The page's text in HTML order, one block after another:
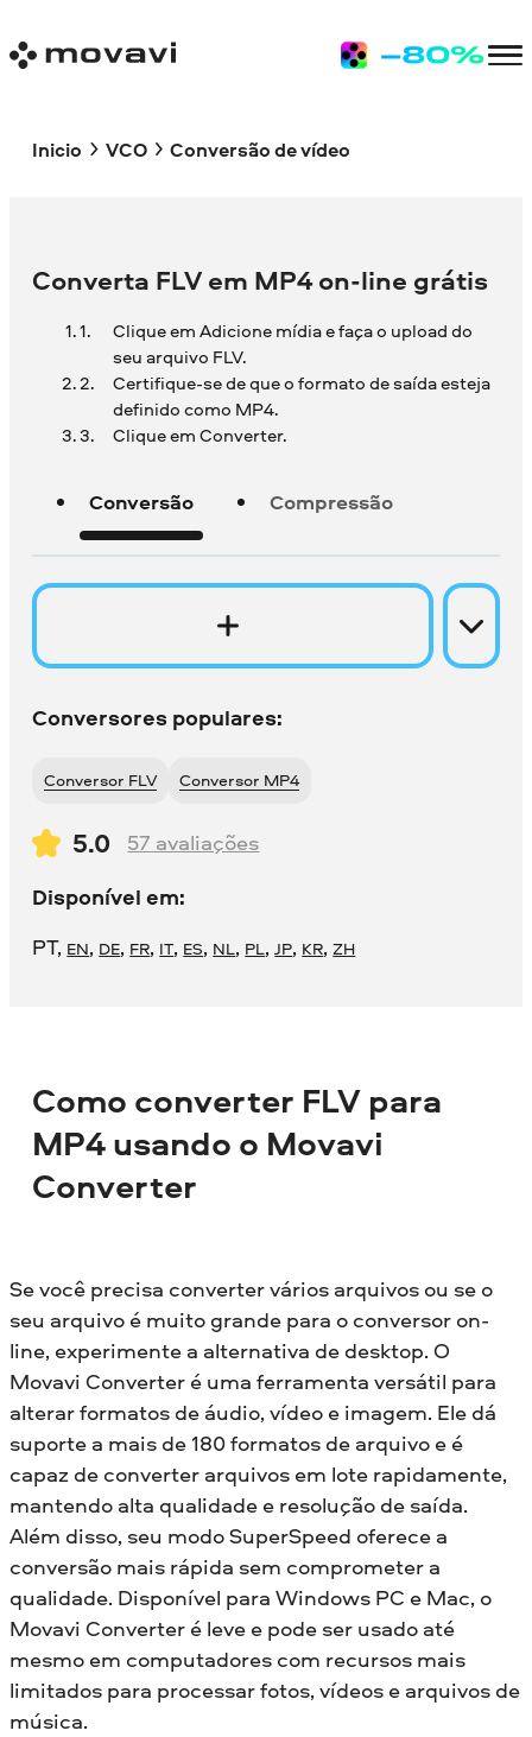
Inicio VCO Conversão de vídeo
Converta FLV em MP4 on-line grátis
Clique em Adicione mídia e faça o upload do
seu arquivo FLV.
Certifique-se de que o formato de saída esteja
definido como MP4.
Clique em Converter.
Conversão Compressão
Conversores populares:
Conversor FLV Conversor MP4
5.0 57 avaliações
Disponível em:
PT, EN, DE, FR, IT, ES, NL, PL,JP, KR,ZH
Como converter FLV para
MP4 usando o Movavi
Converter
Se você precisa converter vários arquivos ou se o
seu arquivo é muito grande para o conversor on-
line, experimente a alternativa de desktop. O
Movavi Converter é uma ferramenta versátil para
alterar formatos de áudio, vídeo e imagem. Ele dá
suporte a mais de 180 formatos de arquivo e é
capaz de converter arquivos em lote rapidamente,
mantendo alta qualidade e resolução de saída.
Além disso, seu modo SuperSpeed oferece a
conversão mais rápida sem comprometer a
qualidade. Disponível para Windows PC e Mac, o
Movavi Converter é leve e pode ser usado até
mesmo em computadores com recursos mais
limitados para processar fotos, vídeos e arquivos de
música.